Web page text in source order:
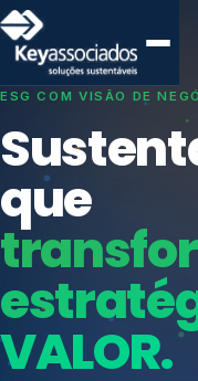
SISTEMAS DE GESTÃO
protege
Consultoria,
ISO 27701, ISO
Índices de Mercado
Mudanças Climáticas
Reputação e Cadeia
Reporte Regulatório